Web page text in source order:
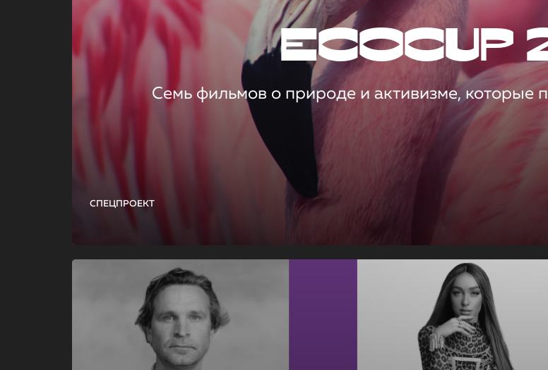
СПЕЦПРОЕКТ
ECOCUP
Семь фильмов о природе и активизме, которые